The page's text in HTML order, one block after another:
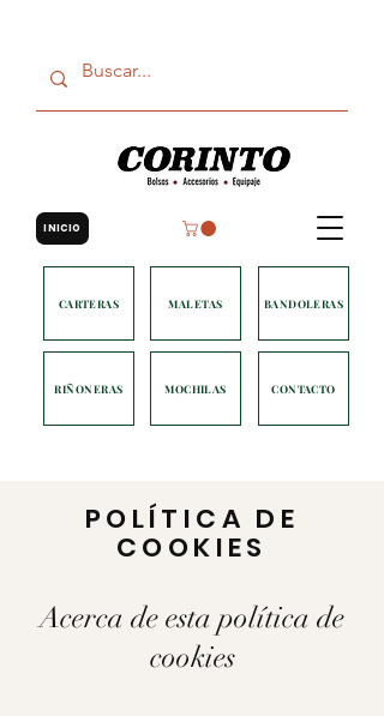
MOCHILAS
RIÑONERAS
BANDOLERAS
MALETAS
CARTERAS
CONTACTO
INICIO
POLÍTICA DE
COOKIES
Acerca de esta política de
cookies